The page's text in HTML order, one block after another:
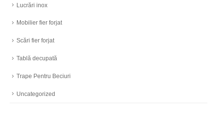
Lucrări inox
Mobilier fier forjat
Scări fier forjat
Tablă decupată
Trape Pentru Beciuri
Uncategorized